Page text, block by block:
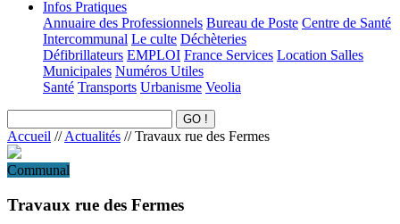
Infos Pratiques
Annuaire des Professionnels Bureau de Poste Centre de Santé
Intercommunal Le culte Déchèteries
Défibrillateurs EMPLOI France Services Location Salles
Municipales Numéros Utiles
Santé Transports Urbanisme Veolia
Accueil //Actualités // Travaux rue des Fermes
Communal
Travaux rue des Fermes